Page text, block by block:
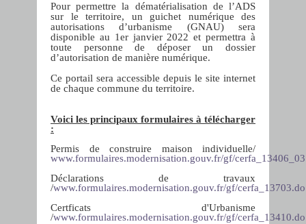
Pour permettre la dématérialisation de l’ADS
sur le territoire, un guichet numérique des
autorisations d’urbanisme (GNAU) sera
disponible au 1er janvier 2022 et permettra à
toute personne de déposer un dossier
d’autorisation de manière numérique.
Ce portail sera accessible depuis le site internet
de chaque commune du territoire.
Voici les principaux formulaires à télécharger
:
Permis de construire maison individuelle/
www.formulaires.modernisation.gouv.fr/gf/
Déclarations de travaux
/www.formulaires.modernisation.gouv.fr/gf/cerfa_13703.do
Certficats d'Urbanisme
/www.formulaires.modernisation.gouv.fr/gf/cerfa_13410.do